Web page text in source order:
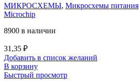
МИКРОСХЕМЫ, Микросхемы питания
Microchip
8900 в наличии
31,35 ₽
Добавить в список желаний
В корзину
Быстрый просмотр